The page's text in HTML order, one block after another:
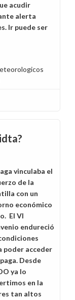
acudir
alerta
Ir puede ser
vinculaba el
de la
con un
económico
El VI
endureció
poder acceder
Desde
ya lo
en la
tan altos